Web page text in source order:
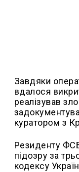
Завдяки
вдалося
реалізував
куратором з
Резиденту
підозру за
кодексу